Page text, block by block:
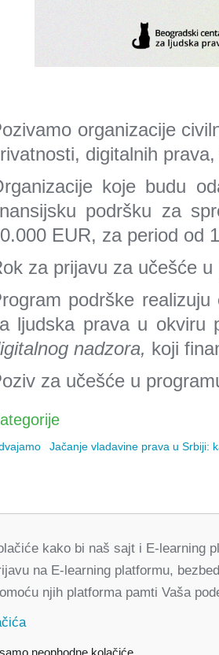
organizacije
digitalnih
koje budu
podršku za
EUR, za period od
za prijavu za učešće
podrške
ljudska prava u okviru
nadzora, koji
za učešće u
Jačanje vladavine prava u Srbiji:
kako bi naš sajt i E-learning
na E-learning platformu,
njih platforma pamti Vaša
neophodne kolačiće